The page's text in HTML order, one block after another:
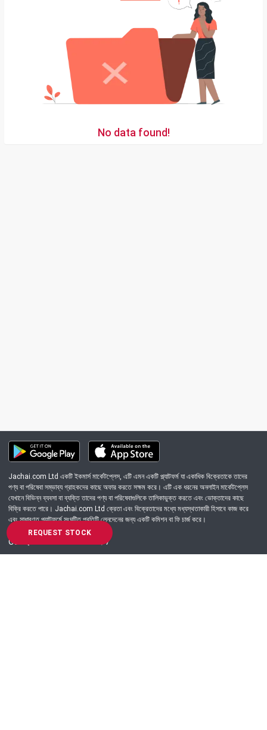
REQUEST STOCK
No data found!
Jachai.com Ltd একটি ইকমার্স মার্কেটপ্লেস, এটি এমন একটি প্ল্যাটফর্ম যা একাধিক বিক্রেতাকে তাদের
পণ্য বা পরিষেবা সম্ভাব্য গ্রাহকদের কাছে অফার করতে সক্ষম করে। এটি এক ধরনের অনলাইন মার্কেটপ্লেস
যেখানে বিভিন্ন ব্যবসা বা ব্যক্তি তাদের পণ্য বা পরিষেবাগুলিকে তালিকাভুক্ত করতে এবং ভোক্তাদের কাছে
বিক্রি করতে পারে। Jachai.com Ltd ক্রেতা এবং বিক্রেতাদের মধ্যে মধ্যস্থতাকারী হিসাবে কাজ করে
এবং সাধারণত প্ল্যাটফর্মে সংঘটিত প্রতিটি লেনদেনের জন্য একটি কমিশন বা ফি চার্জ করে।
Got Question? Call us 24/7